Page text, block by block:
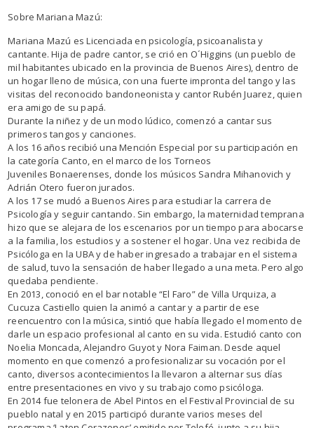
Sobre Mariana Mazú:
Mariana Mazú es Licenciada en psicología, psicoanalista y
cantante. Hija de padre cantor, se crió en O´Higgins (un pueblo de
mil habitantes ubicado en la provincia de Buenos Aires), dentro de
un hogar lleno de música, con una fuerte impronta del tango y las
visitas del reconocido bandoneonista y cantor Rubén Juarez, quien
era amigo de su papá.
Durante la niñez y de un modo lúdico, comenzó a cantar sus
primeros tangos y canciones.
A los 16 años recibió una Mención Especial por su participación en
la categoría Canto, en el marco de los Torneos
Juveniles Bonaerenses, donde los músicos Sandra Mihanovich y
Adrián Otero fueron jurados.
A los 17 se mudó a Buenos Aires para estudiar la carrera de
Psicología y seguir cantando. Sin embargo, la maternidad temprana
hizo que se alejara de los escenarios por un tiempo para abocarse
a la familia, los estudios y a sostener el hogar. Una vez recibida de
Psicóloga en la UBA y de haber ingresado a trabajar en el sistema
de salud, tuvo la sensación de haber llegado a una meta. Pero algo
quedaba pendiente.
En 2013, conoció en el bar notable “El Faro” de Villa Urquiza, a
Cucuza Castiello quien la animó a cantar y a partir de ese
reencuentro con la música, sintió que había llegado el momento de
darle un espacio profesional al canto en su vida. Estudió canto con
Noelia Moncada, Alejandro Guyot y Nora Faiman. Desde aquel
momento en que comenzó a profesionalizar su vocación por el
canto, diversos acontecimientos la llevaron a alternar sus días
entre presentaciones en vivo y su trabajo como psicóloga.
En 2014 fue telonera de Abel Pintos en el Festival Provincial de su
pueblo natal y en 2015 participó durante varios meses del